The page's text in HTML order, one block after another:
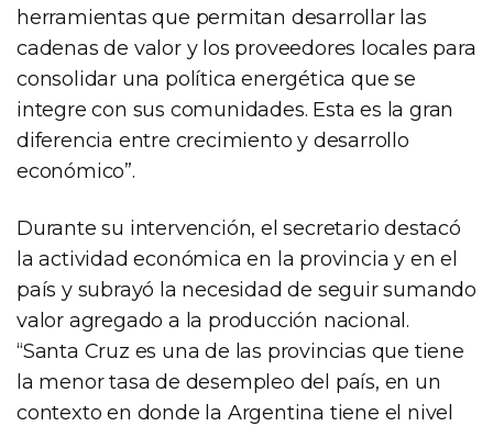
herramientas que permitan desarrollar las
cadenas de valor y los proveedores locales para
consolidar una política energética que se
integre con sus comunidades. Esta es la gran
diferencia entre crecimiento y desarrollo
económico”.
Durante su intervención, el secretario destacó
la actividad económica en la provincia y en el
país y subrayó la necesidad de seguir sumando
valor agregado a la producción nacional.
“Santa Cruz es una de las provincias que tiene
la menor tasa de desempleo del país, en un
contexto en donde la Argentina tiene el nivel